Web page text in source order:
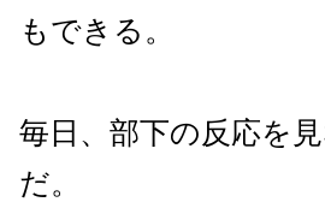
もできる。
毎日、部下の反応を
だ。